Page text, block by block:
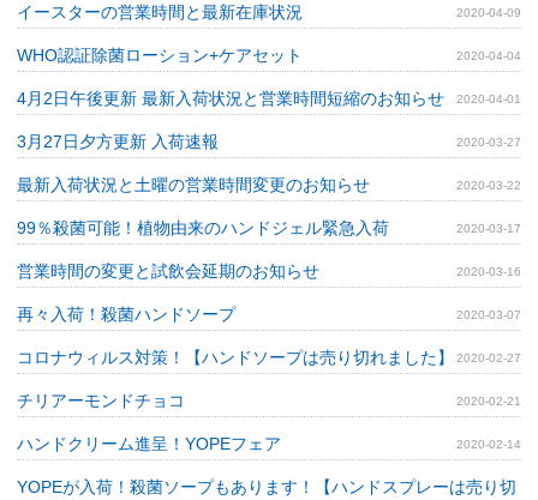
イースターの営業時間と最新在庫状況 2020-04-09
WHO認証除菌ローション+ケアセット 2020-04-04
4月2日午後更新 最新入荷状況と営業時間短縮のお知らせ 2020-04-01
3月27日夕方更新 入荷速報 2020-03-27
最新入荷状況と土曜の営業時間変更のお知らせ 2020-03-22
99％殺菌可能！植物由来のハンドジェル緊急入荷 2020-03-17
営業時間の変更と試飲会延期のお知らせ 2020-03-16
再々入荷！殺菌ハンドソープ 2020-03-07
コロナウィルス対策！【ハンドソープは売り切れました】 2020-02-27
チリアーモンドチョコ 2020-02-21
ハンドクリーム進呈！YOPEフェア 2020-02-14
YOPEが入荷！殺菌ソープもあります！【ハンドスプレーは売り切